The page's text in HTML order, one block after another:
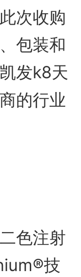
次收购
包装和
发k8天
的行业
色注射
技